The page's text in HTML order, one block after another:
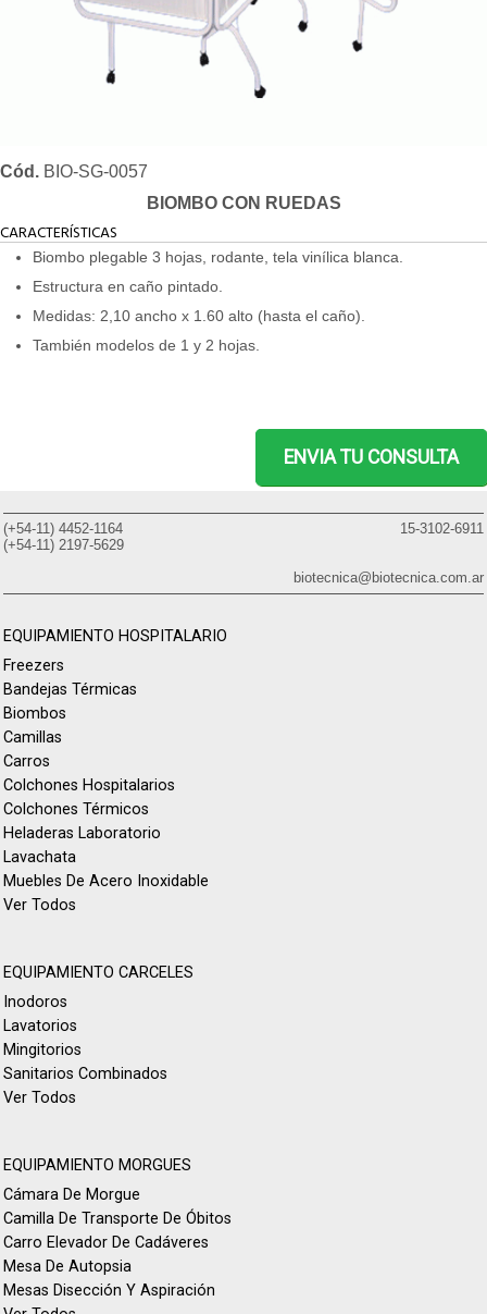
Cód. BIO-SG-0057
BIOMBO CON RUEDAS
CARACTERÍSTICAS
Biombo plegable 3 hojas, rodante, tela vinílica blanca.
Estructura en caño pintado.
Medidas: 2,10 ancho x 1.60 alto (hasta el caño).
También modelos de 1 y 2 hojas.
ENVIA TU CONSULTA
(+54-11) 4452-1164
(+54-11) 2197-5629
15-3102-6911
biotecnica@biotecnica.com.ar
EQUIPAMIENTO HOSPITALARIO
Freezers
Bandejas Térmicas
Biombos
Camillas
Carros
Colchones Hospitalarios
Colchones Térmicos
Heladeras Laboratorio
Lavachata
Muebles De Acero Inoxidable
Ver Todos
EQUIPAMIENTO CARCELES
Inodoros
Lavatorios
Mingitorios
Sanitarios Combinados
Ver Todos
EQUIPAMIENTO MORGUES
Cámara De Morgue
Camilla De Transporte De Óbitos
Carro Elevador De Cadáveres
Mesa De Autopsia
Mesas Disección Y Aspiración